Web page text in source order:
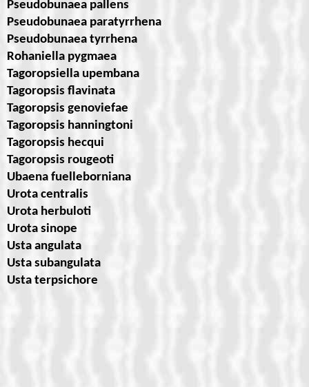
Pseudobunaea pallens
Pseudobunaea paratyrrhena
Pseudobunaea tyrrhena
Rohaniella pygmaea
Tagoropsiella upembana
Tagoropsis flavinata
Tagoropsis genoviefae
Tagoropsis hanningtoni
Tagoropsis hecqui
Tagoropsis rougeoti
Ubaena fuelleborniana
Urota centralis
Urota herbuloti
Urota sinope
Usta angulata
Usta subangulata
Usta terpsichore